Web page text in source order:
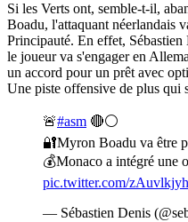
Si les Verts ont, semble-t-il,
Boadu, l'attaquant néerlandais
Principauté. En effet,
le joueur va s'engager en
un accord pour un prêt avec
Une piste offensive de plus qui
🚨#asm 🔴⚪️
🔐Myron Boadu va être
💰Monaco a intégré une
pic.twitter.com/
— Sébastien Denis